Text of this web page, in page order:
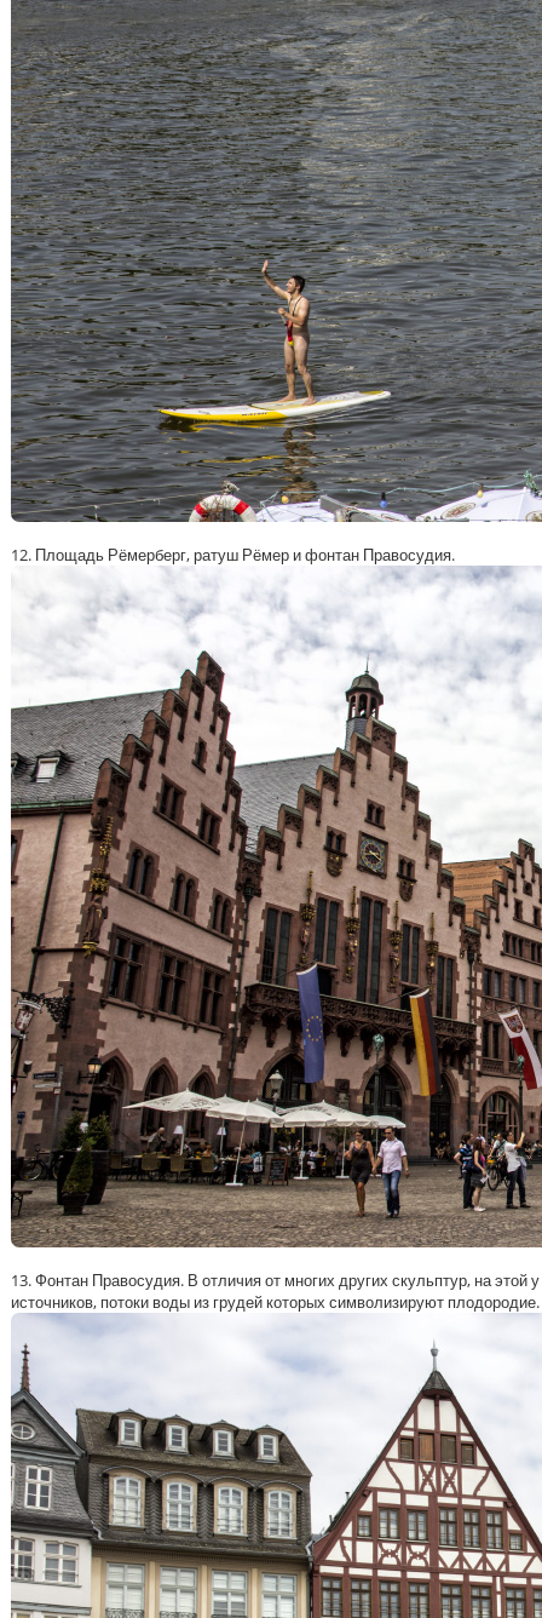
12. Площадь Рёмерберг, ратуш Рёмер и фонтан Правосудия.
13. Фонтан Правосудия. В отличия от многих других скульптур, на
источников, потоки воды из грудей которых символизируют плодородие.